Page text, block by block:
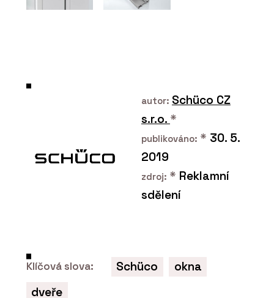
Plygroup s.r.o.
PRODUKTY
Překližka hevea - Plygroup
Překližka okoume -
Plygroup
autor: Schüco CZ
s.r.o. *
publikováno: * 30. 5.
2019
zdroj: * Reklamní
sdělení
Klíčová slova: Schüco
okna
dveře